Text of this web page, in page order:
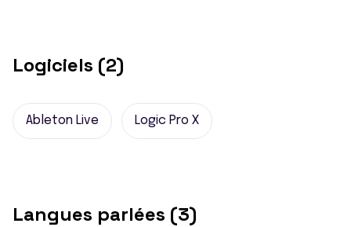
Logiciels (2)
Ableton Live Logic Pro X
Langues parlées (3)